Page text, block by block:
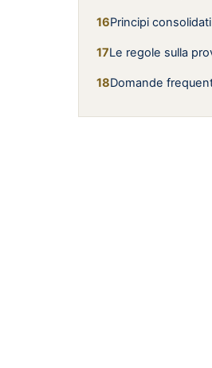
Principi
Le regole sulla
Domande